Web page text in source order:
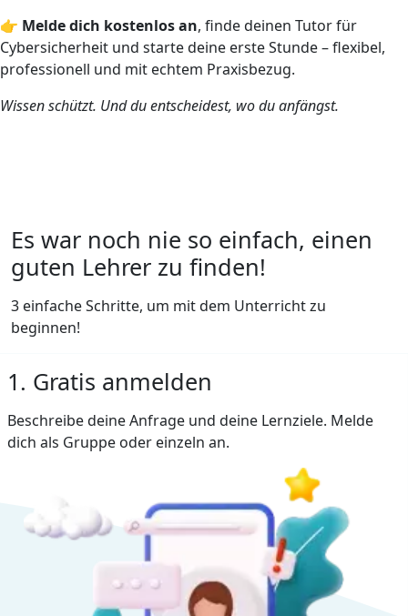
👉 Melde dich kostenlos an, finde deinen Tutor für
Cybersicherheit und starte deine erste Stunde – flexibel,
professionell und mit echtem Praxisbezug.
Wissen schützt. Und du entscheidest, wo du anfängst.
Es war noch nie so einfach, einen
guten Lehrer zu finden!
3 einfache Schritte, um mit dem Unterricht zu
beginnen!
1. Gratis anmelden
Beschreibe deine Anfrage und deine Lernziele. Melde
dich als Gruppe oder einzeln an.